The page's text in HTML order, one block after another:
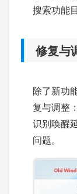
搜索功能
修复与
除了新功
复与调整
识别唤醒
问题。